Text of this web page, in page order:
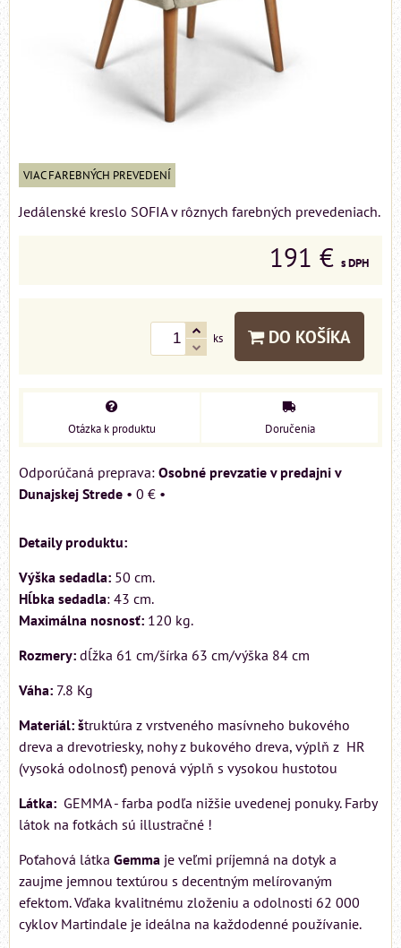
VIAC FAREBNÝCH PREVEDENÍ
Jedálenské kreslo SOFIA v rôznych farebných prevedeniach.
191 € s DPH
ks DO KOŠÍKA
Otázka k produktu Doručenia
Osobné prevzatie v predajni v
Dunajskej Strede • 0 € •
Detaily produktu:
Výška sedadla: 50 cm.
Hĺbka sedadla: 43 cm.
Maximálna nosnosť: 120 kg.
Rozmery: dĺžka 61 cm/šírka 63 cm/výška 84 cm
Váha: 7.8 Kg
Materiál: štruktúra z vrstveného masívneho bukového
dreva a drevotriesky, nohy z bukového dreva, výplň z HR
(vysoká odolnosť) penová výplň s vysokou hustotou
Látka: GEMMA - farba podľa nižšie uvedenej ponuky. Farby
látok na fotkách sú illustračné !
Poťahová látka Gemma je veľmi príjemná na dotyk a
zaujme jemnou textúrou s decentným melírovaným
efektom. Vďaka kvalitnému zloženiu a odolnosti 62 000
cyklov Martindale je ideálna na každodenné používanie.